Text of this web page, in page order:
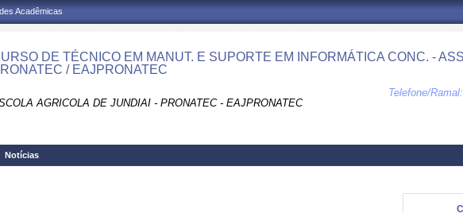
Acadêmicas
DE TÉCNICO EM MANUT. E SUPORTE EM INFORMÁTICA CONC. -
/ EAJPRONATEC
AGRICOLA DE JUNDIAI - PRONATEC - EAJPRONATEC
Telefone/Ramal:
Notícias